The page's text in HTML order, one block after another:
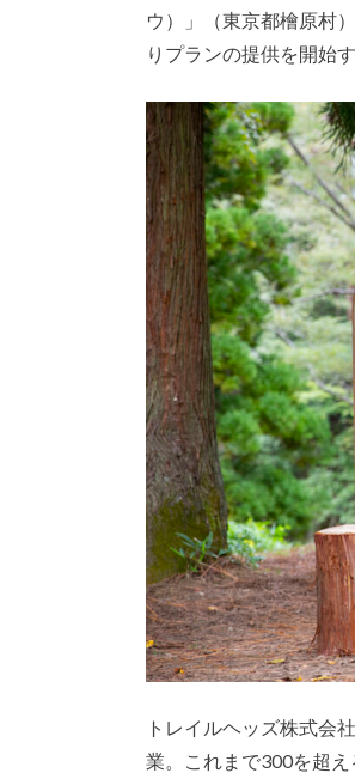
ウ）」（東京都檜原村
りプランの提供を開始す
トレイルヘッズ株式会
業。これまで300を超